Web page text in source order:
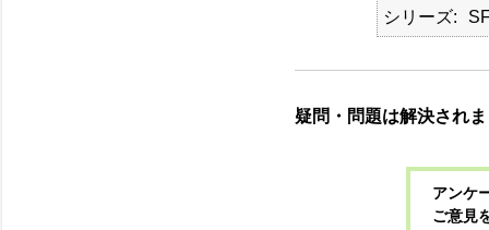
シリーズ
疑問・問題は解決され
アンケ
ご意見